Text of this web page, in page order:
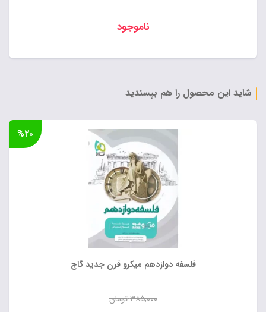
ناموجود
شاید این محصول را هم بپسندید
فلسفه دوازدهم میکرو قرن جدید گاج
۳۸۵,۰۰۰تومان
%۲۰